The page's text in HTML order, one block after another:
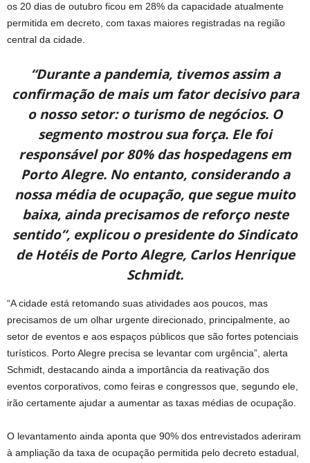
os 20 dias de outubro ficou em 28% da capacidade atualmente
permitida em decreto, com taxas maiores registradas na região
central da cidade.
“Durante a pandemia, tivemos assim a
confirmação de mais um fator decisivo para
o nosso setor: o turismo de negócios. O
segmento mostrou sua força. Ele foi
responsável por 80% das hospedagens em
Porto Alegre. No entanto, considerando a
nossa média de ocupação, que segue muito
baixa, ainda precisamos de reforço neste
sentido”, explicou o presidente do Sindicato
de Hotéis de Porto Alegre, Carlos Henrique
Schmidt.
“A cidade está retomando suas atividades aos poucos, mas
precisamos de um olhar urgente direcionado, principalmente, ao
setor de eventos e aos espaços públicos que são fortes potenciais
turísticos. Porto Alegre precisa se levantar com urgência”, alerta
Schmidt, destacando ainda a importância da reativação dos
eventos corporativos, como feiras e congressos que, segundo ele,
irão certamente ajudar a aumentar as taxas médias de ocupação.
O levantamento ainda aponta que 90% dos entrevistados aderiram
à ampliação da taxa de ocupação permitida pelo decreto estadual,